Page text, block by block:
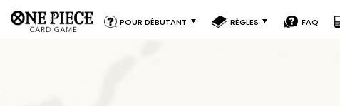
POUR DÉBUTANT RÈGLES FAQ